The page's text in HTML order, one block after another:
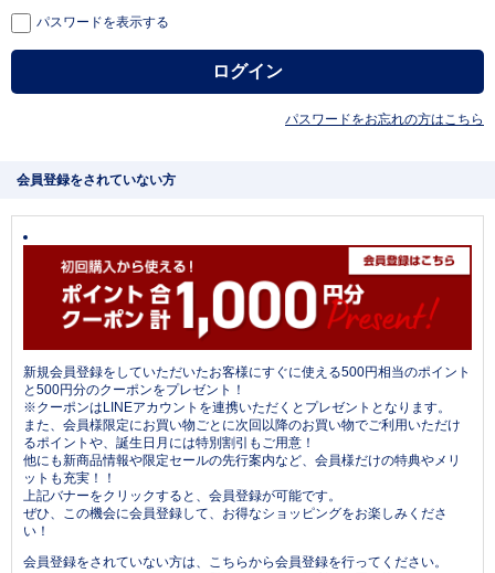
パスワードを表示する
パスワードをお忘れの方はこちら
会員登録をされていない方
新規会員登録をしていただいたお客様にすぐに使える500円相当のポイント
と500円分のクーポンをプレゼント！
※クーポンはLINEアカウントを連携いただくとプレゼントとなります。
また、会員様限定にお買い物ごとに次回以降のお買い物でご利用いただけ
るポイントや、誕生日月には特別割引もご用意！
他にも新商品情報や限定セールの先行案内など、会員様だけの特典やメリ
ットも充実！！
上記バナーをクリックすると、会員登録が可能です。
ぜひ、この機会に会員登録して、お得なショッピングをお楽しみくださ
い！
会員登録をされていない方は、こちらから会員登録を行ってください。